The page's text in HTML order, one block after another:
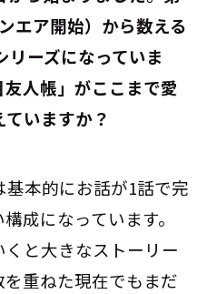
エア開始）から数える
リーズになっていま
人帳」がここまで愛
いますか？
本的にお話が1話で完
成になっています。
と大きなストーリー
重ねた現在でもまだ